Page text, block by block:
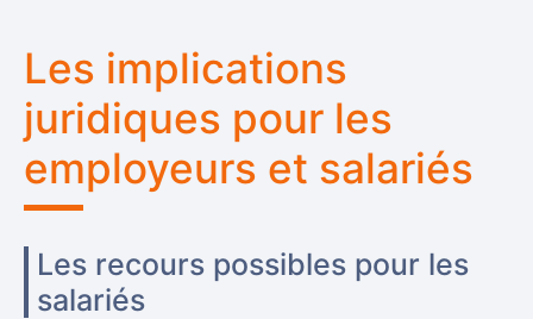
Les implications
juridiques pour les
employeurs et salariés
Les recours possibles pour les
salariés